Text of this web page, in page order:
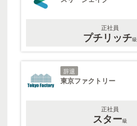
正社員
プチリッチ級
辞退
東京ファクトリー
正社員
スター級